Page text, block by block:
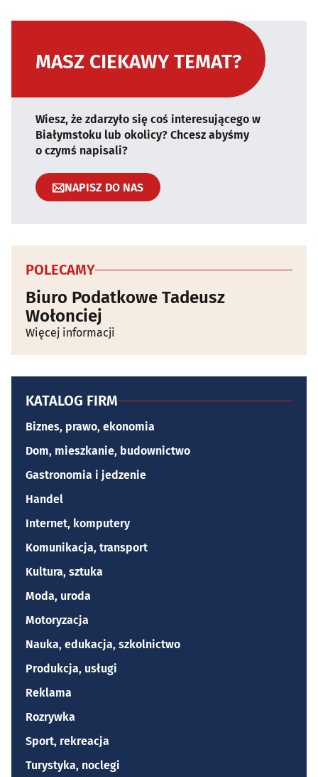
MASZ CIEKAWY TEMAT?
Wiesz, że zdarzyło się coś interesującego w
Białymstoku lub okolicy? Chcesz abyśmy
o czymś napisali?
NAPISZ DO NAS
POLECAMY
Biuro Podatkowe Tadeusz
Wołonciej
Więcej informacji
KATALOG FIRM
Biznes, prawo, ekonomia
Dom, mieszkanie, budownictwo
Gastronomia i jedzenie
Handel
Internet, komputery
Komunikacja, transport
Kultura, sztuka
Moda, uroda
Motoryzacja
Nauka, edukacja, szkolnictwo
Produkcja, usługi
Reklama
Rozrywka
Sport, rekreacja
Turystyka, noclegi